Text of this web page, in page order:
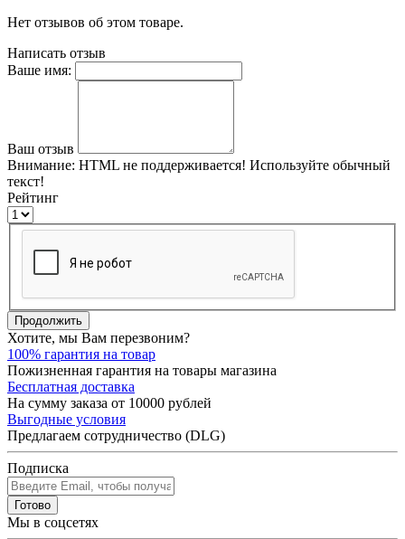
Нет отзывов об этом товаре.
Написать отзыв
Ваше имя:
Ваш отзыв
Внимание: HTML не поддерживается! Используйте обычный
текст!
Рейтинг
Продолжить
Хотите, мы Вам перезвоним?
100% гарантия на товар
Пожизненная гарантия на товары магазина
Бесплатная доставка
На сумму заказа от 10000 рублей
Выгодные условия
Предлагаем сотрудничество (DLG)
Подписка
Готово
Мы в соцсетях